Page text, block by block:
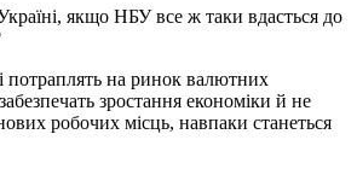
якщо НБУ все ж таки вдасться до
потраплять на ринок валютних
зростання економіки й не
робочих місць, навпаки станеться